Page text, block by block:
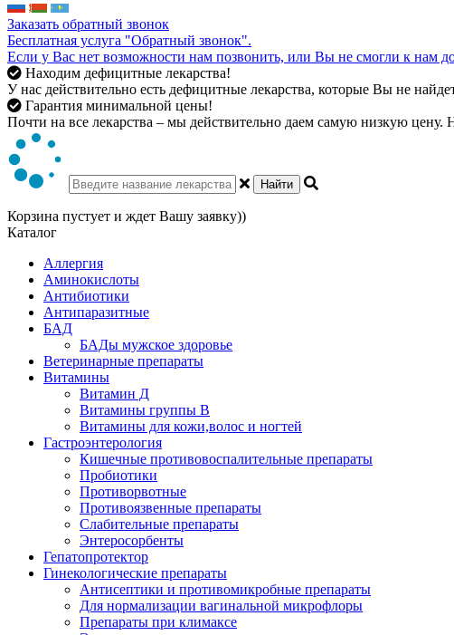
Заказать обратный звонок
Бесплатная услуга "Обратный звонок".
Если у Вас нет возможности нам позвонить, или Вы не смогли к нам
Находим дефицитные лекарства!
У нас действительно есть дефицитные лекарства, которые Вы не
Гарантия минимальной цены!
Почти на все лекарства – мы действительно даем самую низкую цену.
Найти
Корзина пустует и ждет Вашу заявку))
Каталог
Аллергия
Аминокислоты
Антибиотики
Антипаразитные
БАД
БАДы мужское здоровье
Ветеринарные препараты
Витамины
Витамин Д
Витамины группы В
Витамины для кожи,волос и ногтей
Гастроэнтерология
Кишечные противовоспалительные препараты
Пробиотики
Противорвотные
Противоязвенные препараты
Слабительные препараты
Энтеросорбенты
Гепатопротектор
Гинекологические препараты
Антисептики и противомикробные препараты
Для нормализации вагинальной микрофлоры
Препараты при климаксе